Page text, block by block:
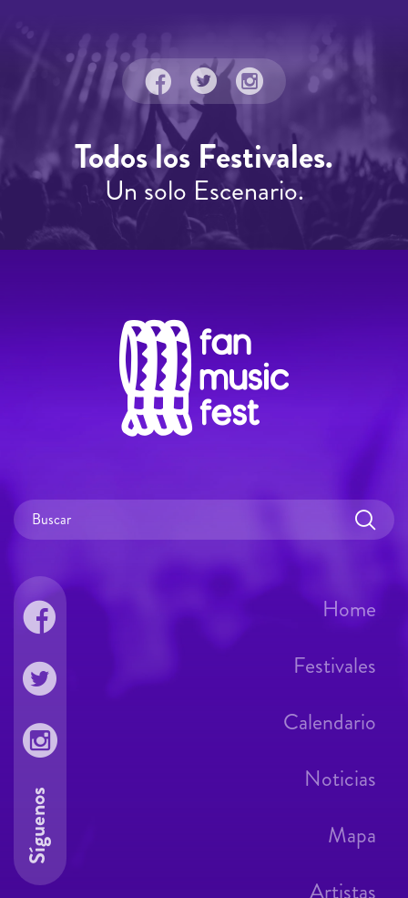
Todos los Festivales.
Un solo Escenario.
Home
Festivales
Calendario
Noticias
Mapa
Síguenos